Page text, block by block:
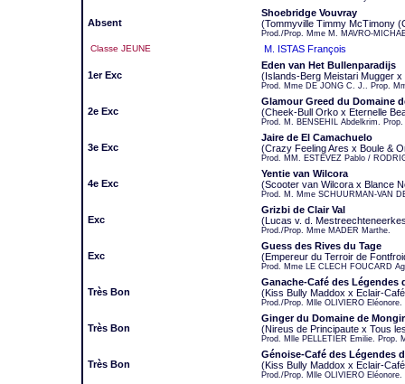
Absent
Shoebridge Vouvray
(Tommyville Timmy McTimony
Prod./Prop. Mme M. MAVRO-
Classe JEUNE M. ISTAS François
1er Exc
Eden van Het Bullenparadijs
(Islands-Berg Meistari Mugger
Prod. Mme DE JONG C. J.. Prop.
2e Exc
Glamour Greed du Domaine
(Cheek-Bull Orko x Eternelle
Prod. M. BENSEHIL Abdelkrim.
3e Exc
Jaire de El Camachuelo
(Crazy Feeling Ares x Boule &
Prod. MM. ESTEVEZ Pablo /
4e Exc
Yentie van Wilcora
(Scooter van Wilcora x Blance
Prod. M. Mme SCHUURMAN-VAN
Exc
Grizbi de Clair Val
(Lucas v. d.
Prod./Prop. Mme MADER Marthe.
Exc
Guess des Rives du Tage
(Empereur du Terroir de
Prod. Mme LE CLECH FOUCARD
Très Bon
Ganache-Café des Légendes
(Kiss Bully Maddox x Eclair-
Prod./Prop. Mlle OLIVIERO Eléonore.
Très Bon
Ginger du Domaine de
(Nireus de Principaute x Tous
Prod. Mlle PELLETIER Emilie. Prop.
Très Bon
Génoise-Café des Légendes
(Kiss Bully Maddox x Eclair-
Prod./Prop. Mlle OLIVIERO Eléonore.